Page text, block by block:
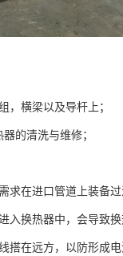
，横梁以及导杆上；
的清洗与维修；
求在进口管道上装备过
换热器中，会导致换
在远方，以防形成电